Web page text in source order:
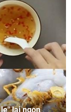
lại ngon